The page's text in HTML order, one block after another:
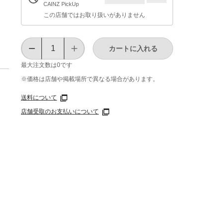
CAINZ PickUp
この店舗ではお取り扱いがありません
最大注文数は0です
カートに入れる
※価格は​店舗や​掲載場所で​異なる​場合が​あります。
送料について
店舗受取のお支払いについて